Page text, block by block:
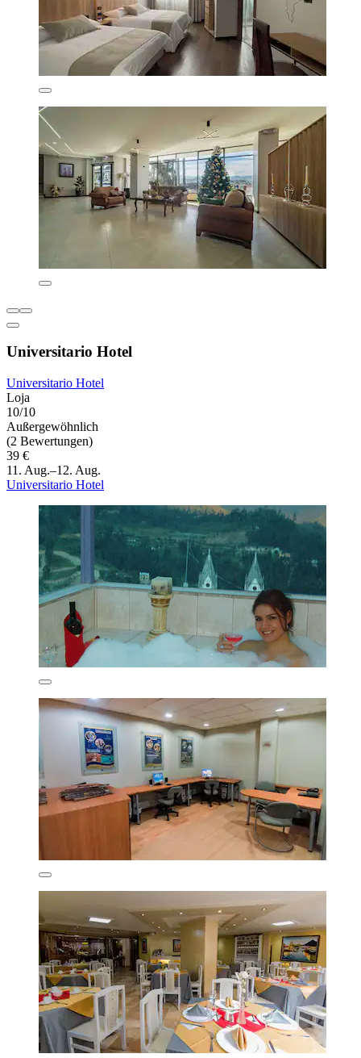
Universitario Hotel
Universitario Hotel
Loja
10/10
Außergewöhnlich
(2 Bewertungen)
39 €
11. Aug.–12. Aug.
Universitario Hotel